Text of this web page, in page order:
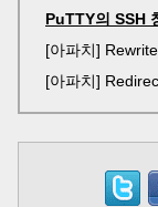
PuTTY의 SSH
[아파치]
[아파치]